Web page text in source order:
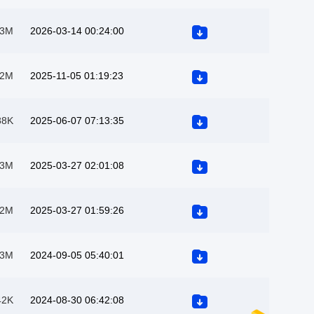
3M 2026-03-14 00:24:00
2M 2025-11-05 01:19:23
2025-06-07 07:13:35
3M 2025-03-27 02:01:08
2M 2025-03-27 01:59:26
3M 2024-09-05 05:40:01
2024-08-30 06:42:08